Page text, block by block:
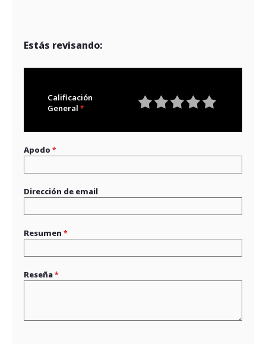
Estás revisando:
Calificación
General
Apodo
Dirección de email
Resumen
Reseña